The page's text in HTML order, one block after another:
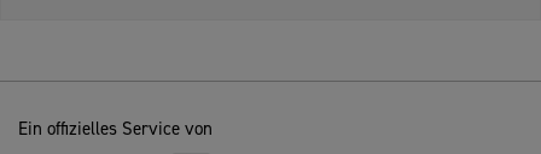
Ein offizielles Service von